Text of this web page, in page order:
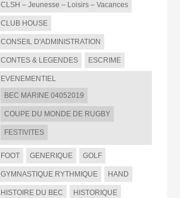
CLSH – Jeunesse – Loisirs – Vacances
CLUB HOUSE
CONSEIL D'ADMINISTRATION
CONTES & LEGENDES ESCRIME
EVENEMENTIEL
BEC MARINE 04052019
COUPE DU MONDE DE RUGBY
FESTIVITES
FOOT GENERIQUE GOLF
GYMNASTIQUE RYTHMIQUE HAND
HISTOIRE DU BEC HISTORIQUE